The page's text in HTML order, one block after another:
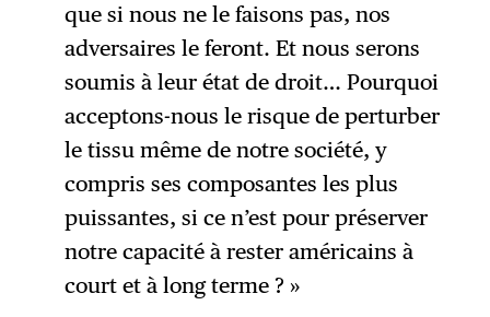
que si nous ne le faisons pas, nos
adversaires le feront. Et nous serons
soumis à leur état de droit… Pourquoi
acceptons-nous le risque de perturber
le tissu même de notre société, y
compris ses composantes les plus
puissantes, si ce n’est pour préserver
notre capacité à rester américains à
court et à long terme ? »